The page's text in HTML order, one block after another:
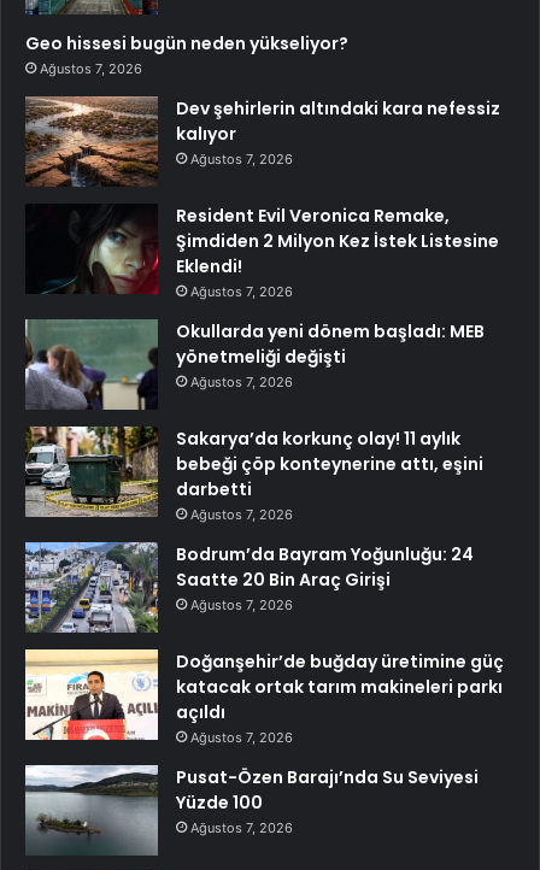
Geo hissesi bugün neden yükseliyor?
Ağustos 7, 2026
Dev şehirlerin altındaki kara nefessiz
kalıyor
Ağustos 7, 2026
Resident Evil Veronica Remake,
Şimdiden 2 Milyon Kez İstek Listesine
Eklendi!
Ağustos 7, 2026
Okullarda yeni dönem başladı: MEB
yönetmeliği değişti
Ağustos 7, 2026
Sakarya’da korkunç olay! 11 aylık
bebeği çöp konteynerine attı, eşini
darbetti
Ağustos 7, 2026
Bodrum’da Bayram Yoğunluğu: 24
Saatte 20 Bin Araç Girişi
Ağustos 7, 2026
Doğanşehir’de buğday üretimine güç
katacak ortak tarım makineleri parkı
açıldı
Ağustos 7, 2026
Pusat-Özen Barajı’nda Su Seviyesi
Yüzde 100
Ağustos 7, 2026